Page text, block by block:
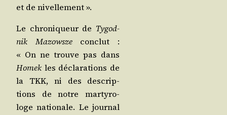
et de nivellement ».
Le chro­ni­queur de Tygod­
nik Mazowszeconclut :
« On ne trouve pas dans
Homek les décla­ra­tions de
la TKK, ni des des­crip­
tions de notre mar­ty­ro­
loge natio­nale. Le jour­nal